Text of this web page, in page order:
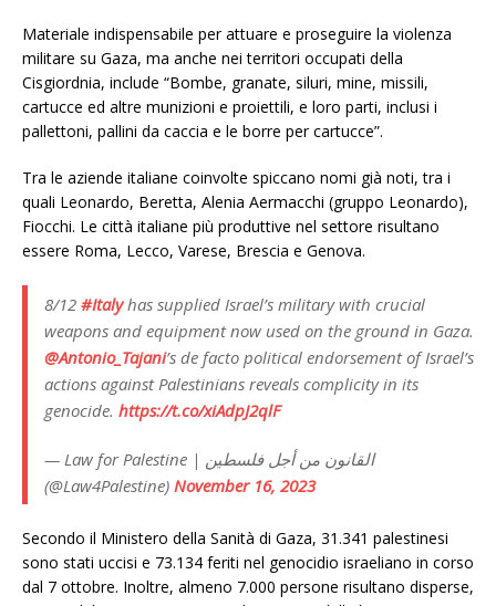
Materiale indispensabile per attuare e proseguire la violenza
militare su Gaza, ma anche nei territori occupati della
Cisgiordnia, include “Bombe, granate, siluri, mine, missili,
cartucce ed altre munizioni e proiettili, e loro parti, inclusi i
pallettoni, pallini da caccia e le borre per cartucce”.
Tra le aziende italiane coinvolte spiccano nomi già noti, tra i
quali Leonardo, Beretta, Alenia Aermacchi (gruppo Leonardo),
Fiocchi. Le città italiane più produttive nel settore risultano
essere Roma, Lecco, Varese, Brescia e Genova.
8/12 #Italyhas supplied Israel’s military with crucial
weapons and equipment now used on the ground in Gaza.
@Antonio_Tajani’s de facto political endorsement of Israel’s
actions against Palestinians reveals complicity in its
genocide. https://t.co/xiAdpJ2qlF
— Law for Palestine | القانون من أجل فلسطين
(@Law4Palestine) November 16, 2023
Secondo il Ministero della Sanità di Gaza, 31.341 palestinesi
sono stati uccisi e 73.134 feriti nel genocidio israeliano in corso
dal 7 ottobre. Inoltre, almeno 7.000 persone risultano disperse,